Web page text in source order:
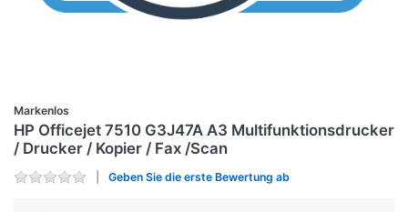
Markenlos
HP Officejet 7510 G3J47A A3 Multifunktionsdrucker
/ Drucker / Kopier / Fax /Scan
Geben Sie die erste Bewertung ab